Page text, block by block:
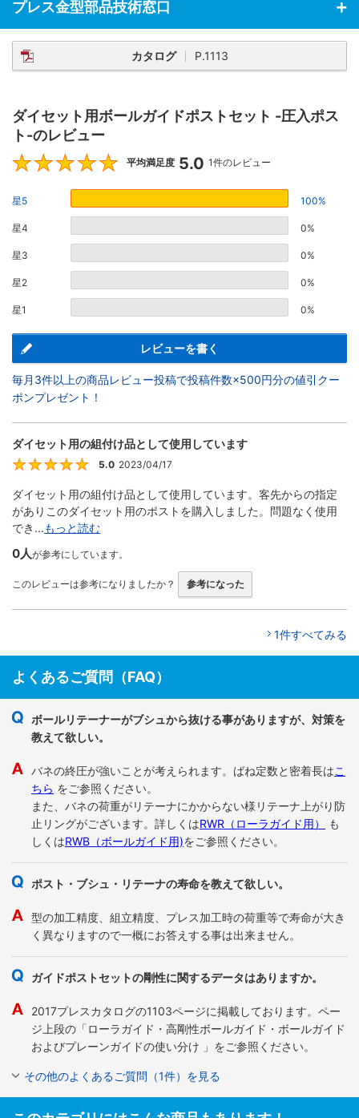
プレス金型部品技術窓口
カタログ P.1113
ダイセット用ボールガイドポストセット -圧入ポス
ト-のレビュー
5
平均満足度 5.0 1件のレビュー
星5 100%
星4 0%
星3 0%
星2 0%
星1 0%
レビューを書く
毎月3件以上の商品レビュー投稿で投稿件数×500円分の値引クー
ポンプレゼント！
ダイセット用の組付け品として使用しています
5
5.0 2023/04/17
ダイセット用の組付け品として使用しています。客先からの指定
がありこのダイセット用のポストを購入しました。問題なく使用
でき...もっと読む
0人が参考にしています。
このレビューは参考になりましたか？ 参考になった
1件すべてみる
よくあるご質問（FAQ）
ボールリテーナーがブシュから抜ける事がありますが、対策を
教えて欲しい。
バネの終圧が強いことが考えられます。ばね定数と密着長はこ
ちら をご参照ください。
また、バネの荷重がリテーナにかからない様リテーナ上がり防
止リングがございます。詳しくはRWR（ローラガイド用）
も
しくはRWB（ボールガイド用)をご参照ください。
ポスト・ブシュ・リテーナの寿命を教えて欲しい。
型の加工精度、組立精度、プレス加工時の荷重等で寿命が大き
く異なりますので一概にお答えする事は出来ません。
ガイドポストセットの剛性に関するデータはありますか。
2017プレスカタログの1103ページに掲載しております。ペー
ジ上段の「ローラガイド・高剛性ボールガイド・ボールガイド
およびプレーンガイドの使い分け 」をご参照ください。
その他のよくあるご質問（1件）を見る